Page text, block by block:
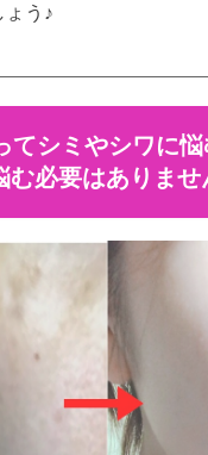
ょう♪
てシミやシワに
む必要はありませ